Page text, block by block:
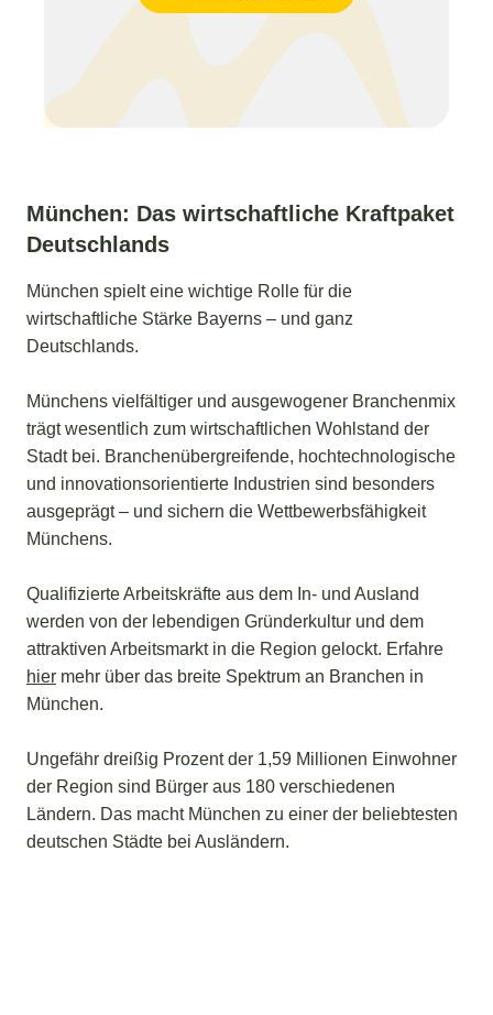
München: Das wirtschaftliche Kraftpaket
Deutschlands
München spielt eine wichtige Rolle für die
wirtschaftliche Stärke Bayerns – und ganz
Deutschlands.
Münchens vielfältiger und ausgewogener Branchenmix
trägt wesentlich zum wirtschaftlichen Wohlstand der
Stadt bei. Branchenübergreifende, hochtechnologische
und innovationsorientierte Industrien sind besonders
ausgeprägt – und sichern die Wettbewerbsfähigkeit
Münchens.
Qualifizierte Arbeitskräfte aus dem In- und Ausland
werden von der lebendigen Gründerkultur und dem
attraktiven Arbeitsmarkt in die Region gelockt. Erfahre
hier mehr über das breite Spektrum an Branchen in
München.
Ungefähr dreißig Prozent der 1,59 Millionen Einwohner
der Region sind Bürger aus 180 verschiedenen
Ländern. Das macht München zu einer der beliebtesten
deutschen Städte bei Ausländern.